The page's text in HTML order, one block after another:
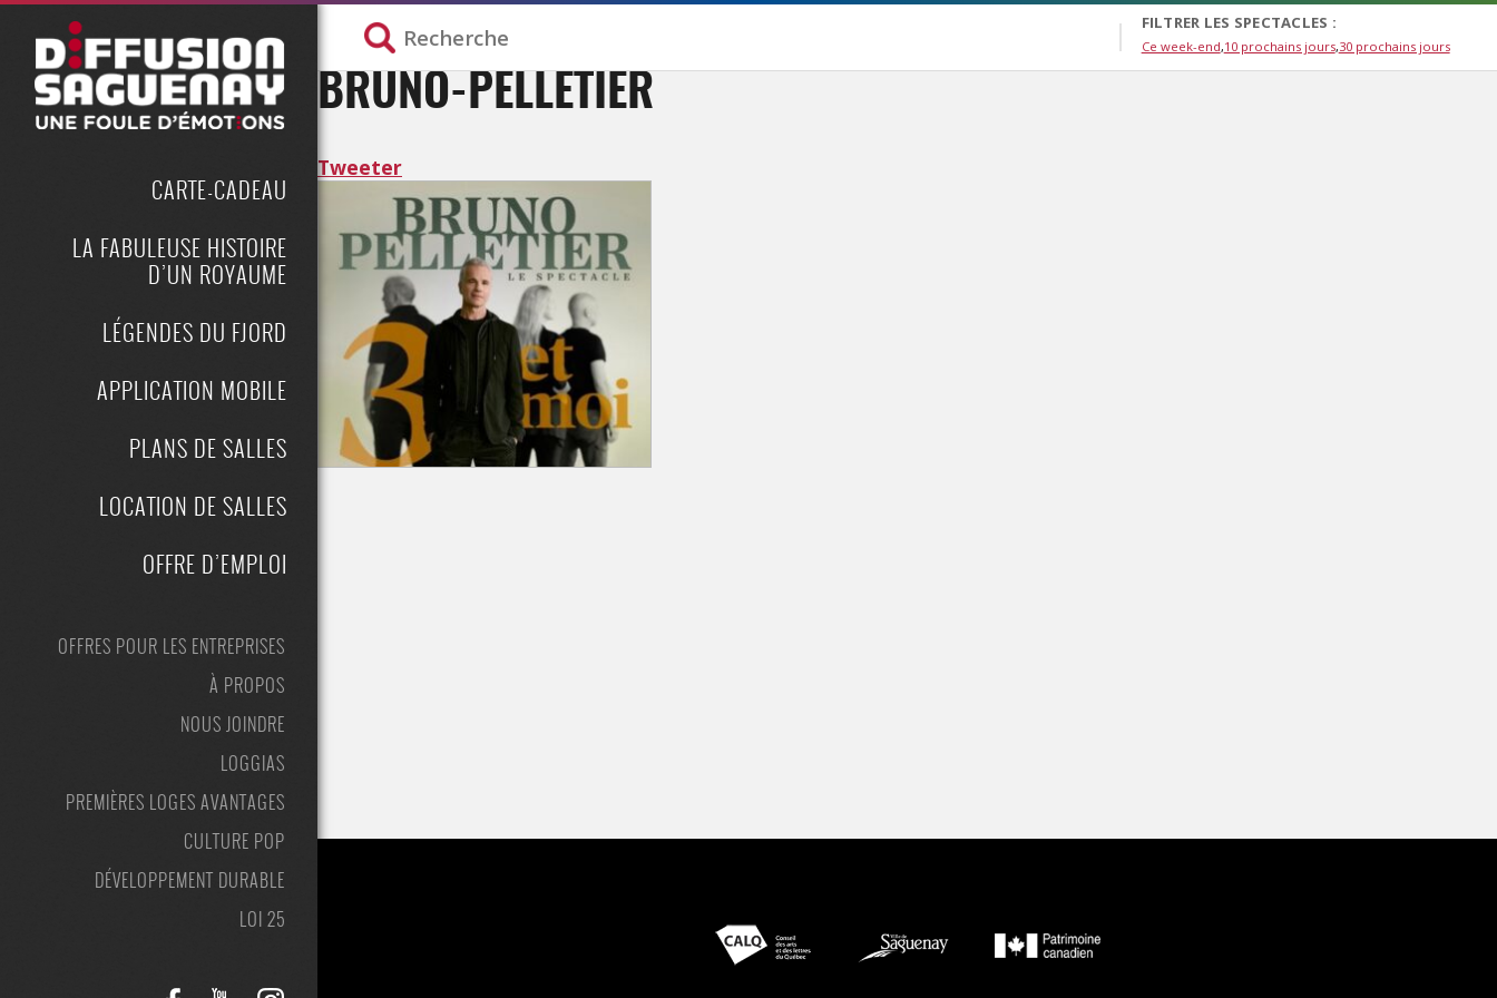
CARTE-CADEAU
LA FABULEUSE HISTOIRE
D’UN ROYAUME
LÉGENDES DU FJORD
APPLICATION MOBILE
PLANS DE SALLES
LOCATION DE SALLES
OFFRE D’EMPLOI
OFFRES POUR LES ENTREPRISES
À PROPOS
NOUS JOINDRE
LOGGIAS
PREMIÈRES LOGES AVANTAGES
CULTURE POP
DÉVELOPPEMENT DURABLE
LOI 25
FILTRER LES SPECTACLES :
Ce week-end 10 prochains jours 30 prochains jours
BRUNO-PELLETIER
Tweeter